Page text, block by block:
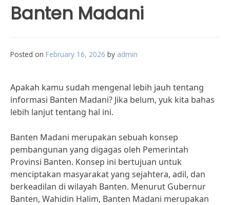
Banten Madani
Posted on February 16, 2026 by admin
Apakah kamu sudah mengenal lebih jauh tentang
informasi Banten Madani? Jika belum, yuk kita bahas
lebih lanjut tentang hal ini.
Banten Madani merupakan sebuah konsep
pembangunan yang digagas oleh Pemerintah
Provinsi Banten. Konsep ini bertujuan untuk
menciptakan masyarakat yang sejahtera, adil, dan
berkeadilan di wilayah Banten. Menurut Gubernur
Banten, Wahidin Halim, Banten Madani merupakan